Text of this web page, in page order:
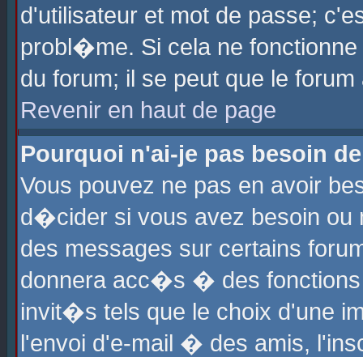
d'utilisateur et mot de passe;
probl�me. Si cela ne
du forum; il se peut que le
Revenir en haut de page
Pourquoi n'ai-je pas besoin
Vous pouvez ne pas en avoir
d�cider si vous avez besoin ou
des messages sur certains
donnera acc�s � des fonctions
invit�s tels que le choix d'une
l'envoi d'e-mail � des amis,